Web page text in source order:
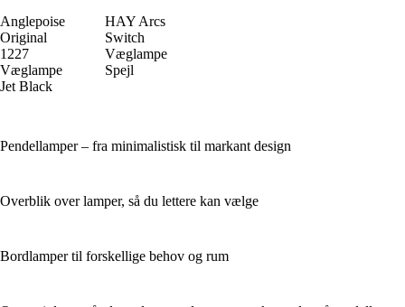
Anglepoise
Original
1227
Væglampe
Jet Black
HAY Arcs
Switch
Væglampe
Spejl
Pendellamper – fra minimalistisk til markant design
Overblik over lamper, så du lettere kan vælge
Bordlamper til forskellige behov og rum